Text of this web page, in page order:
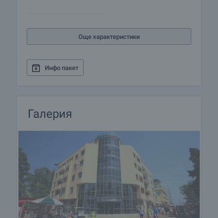
Още характеристики
Инфо пакет
Галерия